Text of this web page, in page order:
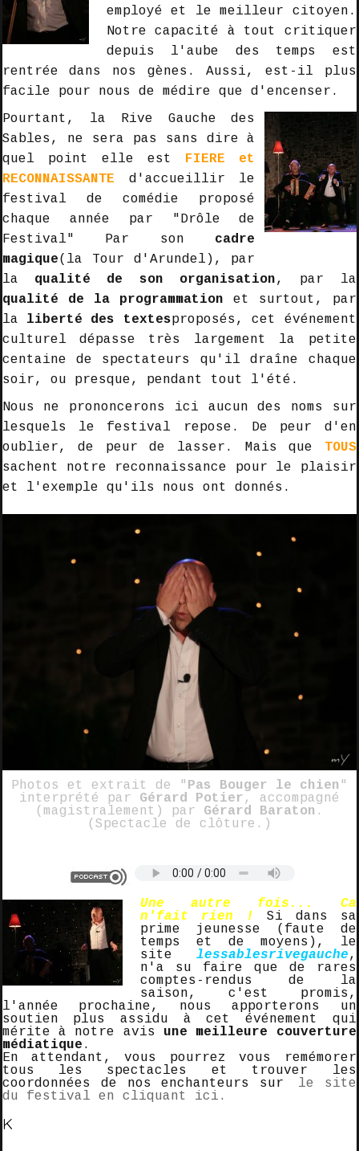
employé et le meilleur citoyen.
Notre capacité à tout critiquer
depuis l'aube des temps est
rentrée dans nos gènes. Aussi, est-il plus
facile pour nous de médire que d'encenser.
Pourtant, la Rive Gauche des
Sables, ne sera pas sans dire à
quel point elle est FIERE
et
RECONNAISSANTE d'accueillir le
festival de comédie proposé
chaque année par "Drôle de
Festival" Par son cadre
magique(la Tour d'Arundel), par
la qualité de son organisation, par la
qualité de la programmation et surtout, par
la liberté des textesproposés, cet événement
culturel dépasse très largement la petite
centaine de spectateurs qu'il draîne chaque
soir, ou presque, pendant tout l'été.
Nous ne prononcerons ici aucun des noms sur
lesquels le festival repose. De peur d'en
oublier, de peur de lasser. Mais que TOUS
sachent notre reconnaissance pour le plaisir
et l'exemple qu'ils nous ont donnés.
Photos et extrait de " Pas Bouger le chien "
interprété par Gérard Potier , accompagné
(magistralement) par Gérard Baraton .
(Spectacle de clôture.)
Une autre fois... Ca
n'fait rien !
Si dans sa
prime jeunesse (faute de
temps et de moyens), le
site lessablesrivegauche,
n'a su faire que de rares
comptes-rendus de la
saison, c'est promis,
l'année prochaine, nous apporterons un
soutien plus assidu à cet événement qui
mérite à notre avis une meilleure couverture
médiatique .
En attendant, vous pourrez vous remémorer
tous les spectacles et trouver les
coordonnées de nos enchanteurs sur
le site
du festival en cliquant ici.
K